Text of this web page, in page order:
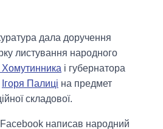
дала доручення
листування народного
Хомутинника і губернатора
Ігоря Палиці на предмет
складової.
написав народний